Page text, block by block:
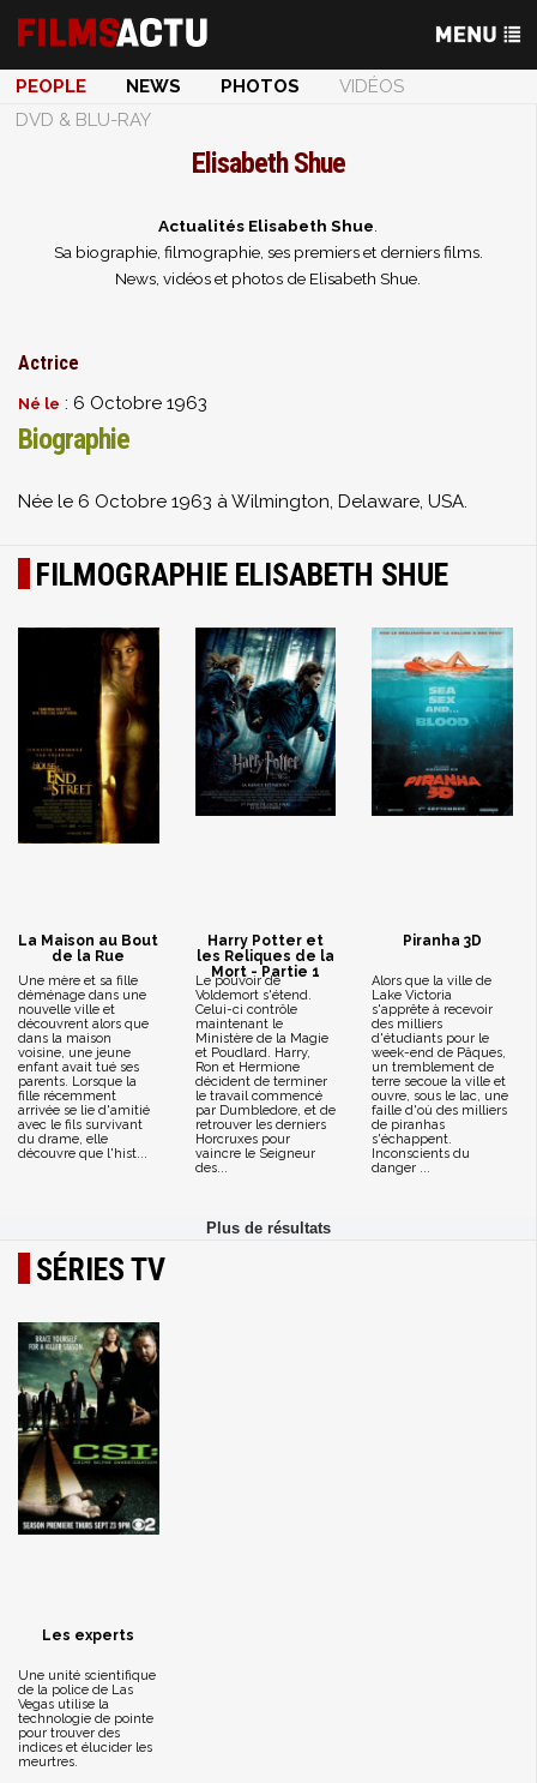
PEOPLE NEWS PHOTOS
VIDÉOS
DVD & BLU-RAY
Elisabeth Shue
Actualités Elisabeth Shue
Sa biographie, filmographie, ses premiers et derniers films.
News, vidéos et photos de Elisabeth Shue.
Actrice
Né le : 6 Octobre 1963
Biographie
Née le 6 Octobre 1963 à Wilmington, Delaware, USA.
FILMOGRAPHIE ELISABETH SHUE
La Maison au Bout
de la Rue
Une mère et sa fille
déménage dans une
nouvelle ville et
découvrent alors que
dans la maison
voisine, une jeune
enfant avait tué ses
parents. Lorsque la
fille récemment
arrivée se lie d'amitié
avec le fils survivant
du drame, elle
découvre que l'hist...
Harry Potter et
les Reliques de la
Mort - Partie 1
Le pouvoir de
Voldemort s'étend.
Celui-ci contrôle
maintenant le
Ministère de la Magie
et Poudlard. Harry,
Ron et Hermione
décident de terminer
le travail commencé
par Dumbledore, et de
retrouver les derniers
Horcruxes pour
vaincre le Seigneur
des...
Piranha 3D
Alors que la ville de
Lake Victoria
s'apprête à recevoir
des milliers
d'étudiants pour le
week-end de Pâques,
un tremblement de
terre secoue la ville et
ouvre, sous le lac, une
faille d'où des milliers
de piranhas
s'échappent.
Inconscients du
danger ...
SÉRIES TV
Les experts
Une unité scientifique
de la police de Las
Vegas utilise la
technologie de pointe
pour trouver des
indices et élucider les
meurtres.